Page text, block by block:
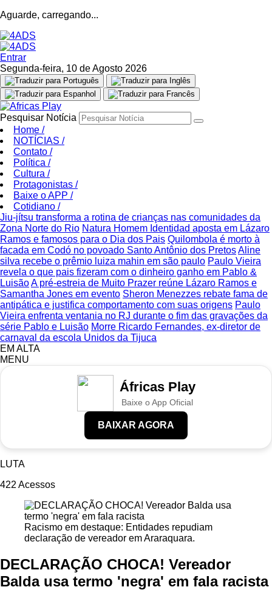
Aguarde, carregando...
Entrar
Segunda-feira, 10 de Agosto 2026
Pesquisar Notícia
Home /
NOTÍCIAS /
Contato /
Política /
Cultura /
Protagonistas /
Baixe o APP /
Cotidiano /
Jiu-jítsu transforma a rotina de crianças nas comunidades da
Zona Norte do Rio Natura Homem Identidad aposta em Lázaro
Ramos e famosos para o Dia dos Pais Quilombola é morto à
facada em Codó no povoado Santo Antônio dos PretosAline
silva recebe o prêmio luiza mahin em são paulo Paulo Vieira
revela o que pais fizeram com o dinheiro ganho em Pablo &
LuisãoA pré-estreia de Muito Prazer reúne Lázaro Ramos e
Samantha Jones em evento Sheron Menezzes rebate fama de
antipática e justifica comportamento com suas origens Paulo
Vieira enfrenta ventania no RJ durante o fim das gravações da
série Pablo e Luisão Morre Ricardo Fernandes, ex-diretor de
carnaval da escola Unidos da Tijuca
EM ALTA
MENU
Áfricas Play
Baixe o App Oficial
BAIXAR AGORA
LUTA
422 Acessos
Racismo em destaque: Entidades repudiam
declaração de vereador em Araraquara.
DECLARAÇÃO CHOCA! Vereador
Balda usa termo 'negra' em fala racista